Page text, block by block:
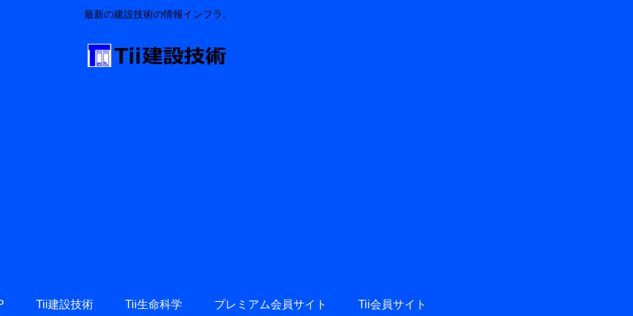
最新の建設技術の情報インフラ。
Tii建設技術 Tii生命科学 プレミアム会員サイト Tii会員サイト